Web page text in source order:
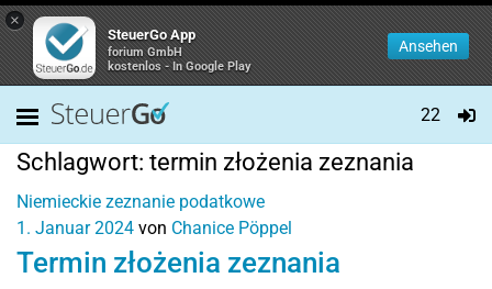
×
SteuerGo App
forium GmbH
kostenlos - In Google Play
Ansehen
22
Schlagwort: termin złożenia zeznania
Niemieckie zeznanie podatkowe
1. Januar 2024 von Chanice Pöppel
Termin złożenia zeznania